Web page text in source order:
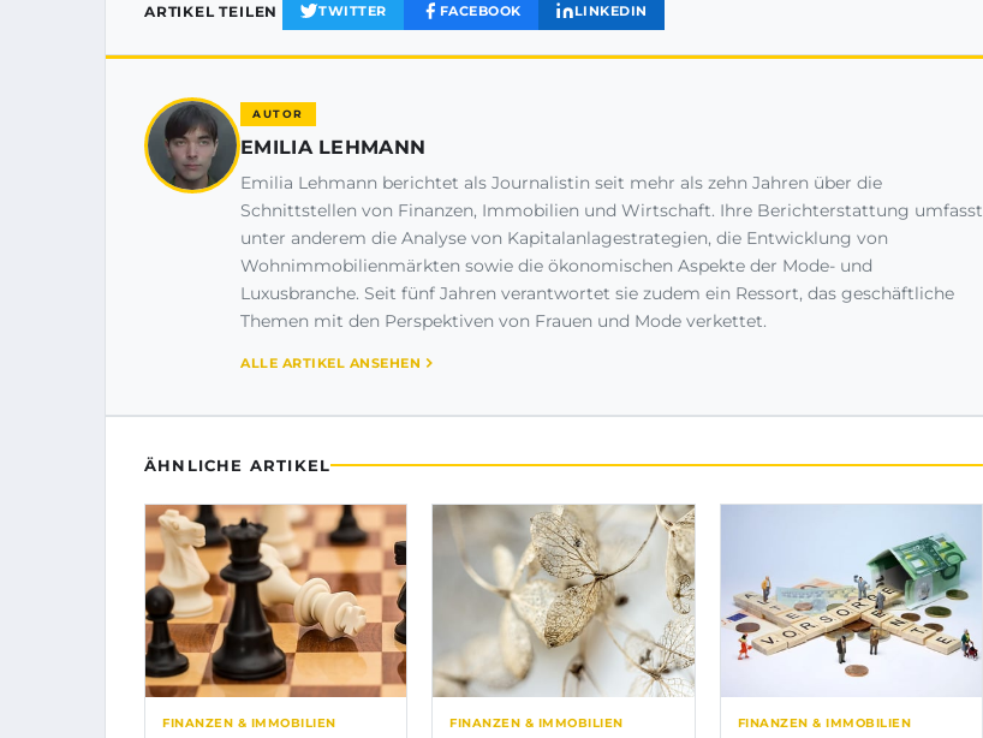
ARTIKEL TEILEN TWITTER FACEBOOK LINKEDIN
AUTOR
EMILIA LEHMANN
Emilia Lehmann berichtet als Journalistin seit mehr als zehn Jahren über die
Schnittstellen von Finanzen, Immobilien und Wirtschaft. Ihre Berichterstattung umfasst
unter anderem die Analyse von Kapitalanlagestrategien, die Entwicklung von
Wohnimmobilienmärkten sowie die ökonomischen Aspekte der Mode- und
Luxusbranche. Seit fünf Jahren verantwortet sie zudem ein Ressort, das geschäftliche
Themen mit den Perspektiven von Frauen und Mode verkettet.
ALLE ARTIKEL ANSEHEN
ÄHNLICHE ARTIKEL
FINANZEN & IMMOBILIEN FINANZEN & IMMOBILIEN FINANZEN & IMMOBILIEN